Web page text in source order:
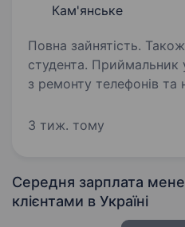
Кам'янське
Повна зайнятість.
студента. Приймальник у сервісний центр
з ремонту телефонів та
на ремонті телефонів,
3 тиж. тому
Середня зарплата
клієнтами в Україні